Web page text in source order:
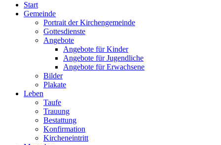
Start
Gemeinde
Portrait der Kirchengemeinde
Gottesdienste
Angebote
Angebote für Kinder
Angebote für Jugendliche
Angebote für Erwachsene
Bilder
Plakate
Leben
Taufe
Trauung
Bestattung
Konfirmation
Kircheneintritt